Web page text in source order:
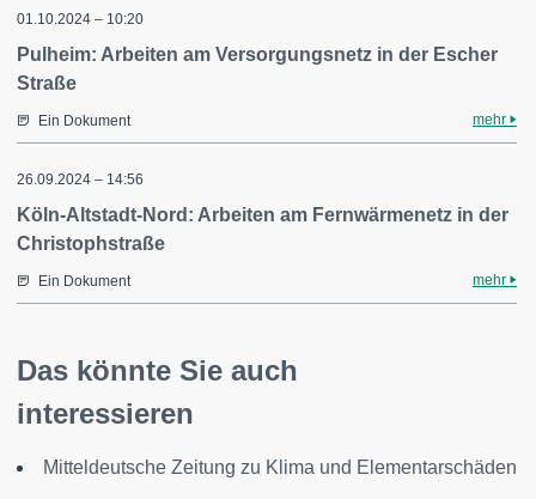
01.10.2024 – 10:20
Pulheim: Arbeiten am Versorgungsnetz in der Escher
Straße
Ein Dokument mehr
26.09.2024 – 14:56
Köln-Altstadt-Nord: Arbeiten am Fernwärmenetz in der
Christophstraße
Ein Dokument mehr
Das könnte Sie auch
interessieren
Mitteldeutsche Zeitung zu Klima und Elementarschäden